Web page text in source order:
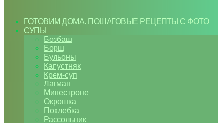
ГОТОВИМ ДОМА. ПОШАГОВЫЕ РЕЦЕПТЫ С ФОТО
СУПЫ
Бозбаш
Борщ
Бульоны
Капустняк
Крем-суп
Лагман
Минестроне
Окрошка
Похлебка
Рассольник